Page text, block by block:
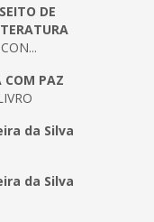
DE
COM PAZ
da Silva
da Silva